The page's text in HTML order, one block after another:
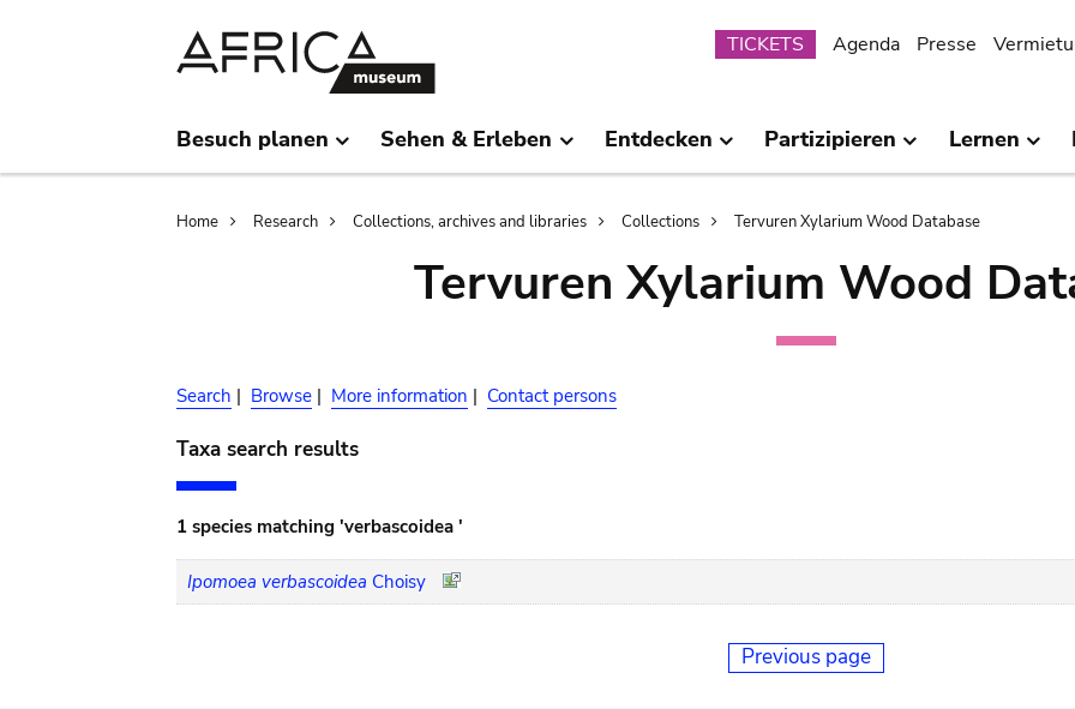
Submenu
TICKETS Agenda Presse
Besuch planen Sehen & Erleben Entdecken Partizipieren Lernen
Breadcrumb
Home Research Collections, archives and libraries Collections Tervuren Xylarium Wood Database
Tervuren Xylarium Wood
Search | Browse | More information | Contact persons
Taxa search results
1 species matching 'verbascoidea '
Ipomoea verbascoidea Choisy
Previous page